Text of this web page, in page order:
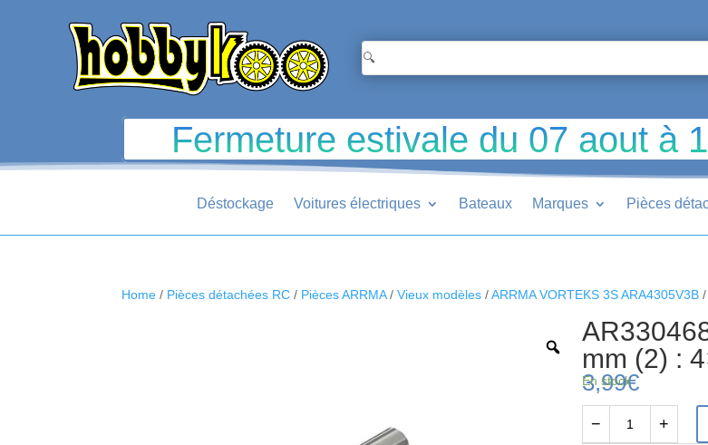
Fermeture estivale du 07 aout à
Déstockage Voitures électriques Bateaux Marques Pièces
Home / Pièces détachées RC / Pièces ARRMA/Vieux modèles /ARRMA VORTEKS 3S ARA4305V3B
mm (2) :
3,99€
En stock
quantité
− +